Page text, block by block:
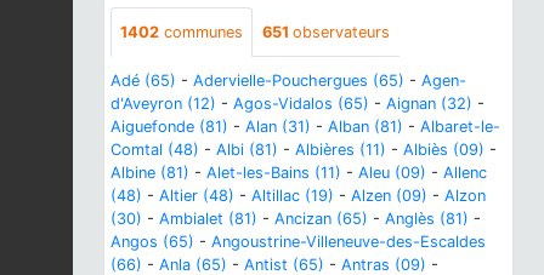
1402 communes 651 observateurs
Adé (65) - Adervielle-Pouchergues (65) - Agen-
d'Aveyron (12) - Agos-Vidalos (65) - Aignan (32) -
Aiguefonde (81) - Alan (31) - Alban (81) - Albaret-le-
Comtal (48) - Albi (81) - Albières (11) - Albiès (09) -
Albine (81) - Alet-les-Bains (11) - Aleu (09) - Allenc
(48) - Altier (48) - Altillac (19) - Alzen (09) - Alzon
(30) - Ambialet (81) - Ancizan (65) - Anglès (81) -
Angos (65) - Angoustrine-Villeneuve-des-Escaldes
(66) - Anla (65) - Antist (65) - Antras (09) -